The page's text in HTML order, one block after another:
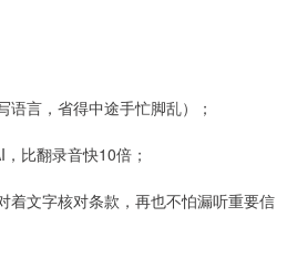
言，省得中途手忙脚乱）；
比翻录音快10倍；
着文字核对条款，再也不怕漏听重要信